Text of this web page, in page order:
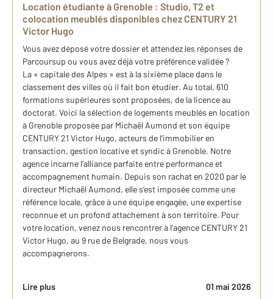
Location étudiante à Grenoble : Studio, T2 et
colocation meublés disponibles chez CENTURY 21
Victor Hugo
Vous avez déposé votre dossier et attendez les réponses de
Parcoursup ou vous avez déjà votre préférence validée ?
La « capitale des Alpes » est à la sixième place dans le
classement des villes où il fait bon étudier. Au total, 610
formations supérieures sont proposées, de la licence au
doctorat. Voici la sélection de logements meublés en location
à Grenoble proposée par Michaël Aumond et son équipe
CENTURY 21 Victor Hugo, acteurs de l'immobilier en
transaction, gestion locative et syndic à Grenoble. Notre
agence incarne l’alliance parfaite entre performance et
accompagnement humain. Depuis son rachat en 2020 par le
directeur Michaël Aumond, elle s’est imposée comme une
référence locale, grâce à une équipe engagée, une expertise
reconnue et un profond attachement à son territoire. Pour
votre location, venez nous rencontrer à l'agence CENTURY 21
Victor Hugo, au 9 rue de Belgrade, nous vous
accompagnerons.
Lire plus 01 mai 2026